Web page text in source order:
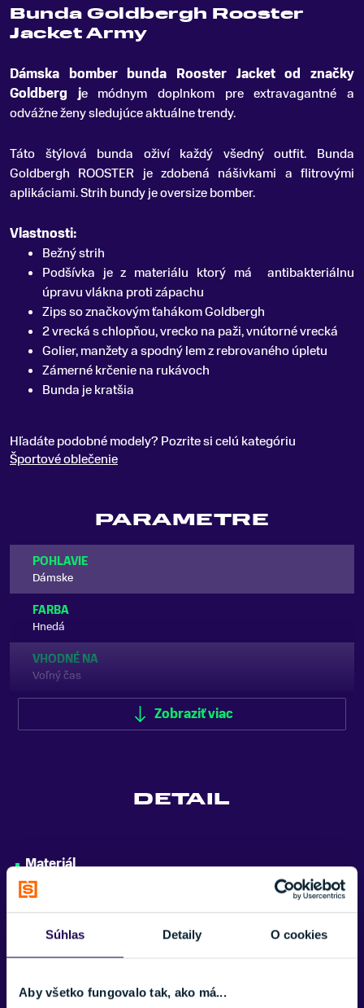
Súhlas Detaily O cookies
Aby všetko fungovalo tak, ako má...
Bunda Goldbergh Rooster
Jacket Army
Dámska bomber bunda Rooster Jacket od značky
Goldberg je módnym doplnkom pre extravagantné a
odvážne ženy sledujúce aktuálne trendy.
Táto štýlová bunda oživí každý všedný outfit. Bunda
Goldbergh ROOSTER je zdobená nášivkami a flitrovými
aplikáciami. Strih bundy je oversize bomber.
Vlastnosti:
Bežný strih
Podšívka je z materiálu ktorý má antibakteriálnu
úpravu vlákna proti zápachu
Zips so značkovým ťahákom Goldbergh
2 vrecká s chlopňou, vrecko na paži, vnútorné vrecká
Golier, manžety a spodný lem z rebrovaného úpletu
Zámerné krčenie na rukávoch
Bunda je kratšia
Hľadáte podobné modely? Pozrite si celú kategóriu
Športové oblečenie
PARAMETRE
POHLAVIE
Dámske
FARBA
Hnedá
VHODNÉ NA
Voľný čas
Zobraziť viac
DETAIL
Materiál
100% recyklovaný polyester
Podšívka
58% polyester 42% recyklovaný polyester
100% polyester